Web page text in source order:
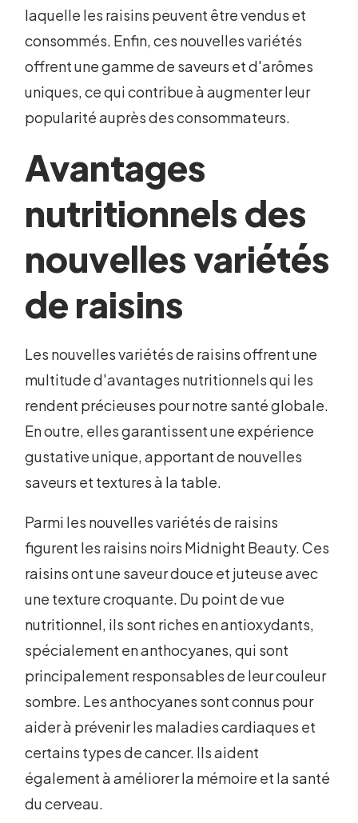
laquelle les raisins peuvent être vendus et
consommés. Enfin, ces nouvelles variétés
offrent une gamme de saveurs et d'arômes
uniques, ce qui contribue à augmenter leur
popularité auprès des consommateurs.
Avantages
nutritionnels des
nouvelles variétés
de raisins
Les nouvelles variétés de raisins offrent une
multitude d'avantages nutritionnels qui les
rendent précieuses pour notre santé globale.
En outre, elles garantissent une expérience
gustative unique, apportant de nouvelles
saveurs et textures à la table.
Parmi les nouvelles variétés de raisins
figurent les raisins noirs Midnight Beauty. Ces
raisins ont une saveur douce et juteuse avec
une texture croquante. Du point de vue
nutritionnel, ils sont riches en antioxydants,
spécialement en anthocyanes, qui sont
principalement responsables de leur couleur
sombre. Les anthocyanes sont connus pour
aider à prévenir les maladies cardiaques et
certains types de cancer. Ils aident
également à améliorer la mémoire et la santé
du cerveau.